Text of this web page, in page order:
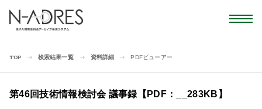
TOP 検索結果一覧 資料詳細 PDFビューアー
第46回技術情報検討会 議事録【PDF：__283KB】